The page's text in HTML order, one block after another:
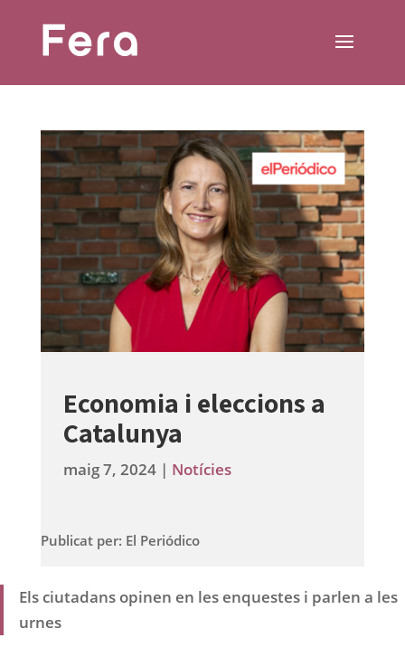
Economia i eleccions a
Catalunya
maig 7, 2024| Notícies
Publicat per: El Periódico
Els ciutadans opinen en les enquestes i parlen a les
urnes